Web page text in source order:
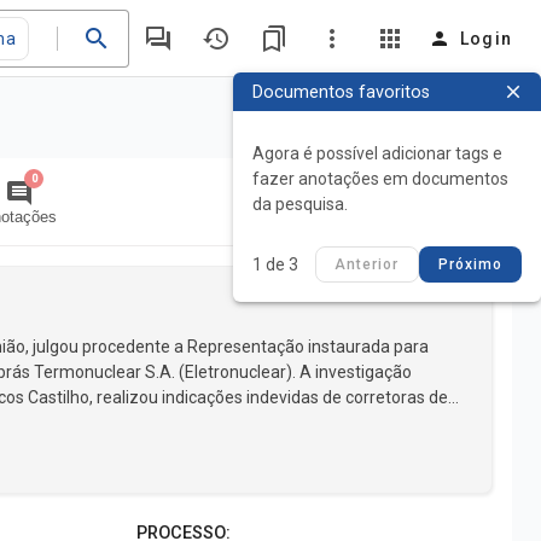
search forum history bookmarks more_vert apps person Login
comment0
1 de 3
julgou procedente a Representação instaurada para
Termonuclear S.A. (Eletronuclear). A investigação
Castilho, realizou indicações indevidas de corretoras de
PROCESSO
Documentos favoritos close
Agora é possível adicionar tags e
fazer anotações em documentos
da pesquisa.
1 de 3 Anterior Próximo